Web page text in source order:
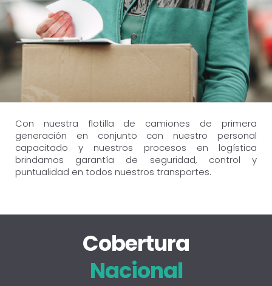
Con nuestra flotilla de camiones de primera
generación en conjunto con nuestro personal
capacitado y nuestros procesos en logística
brindamos garantía de seguridad, control y
puntualidad en todos nuestros transportes.
Cobertura
Nacional